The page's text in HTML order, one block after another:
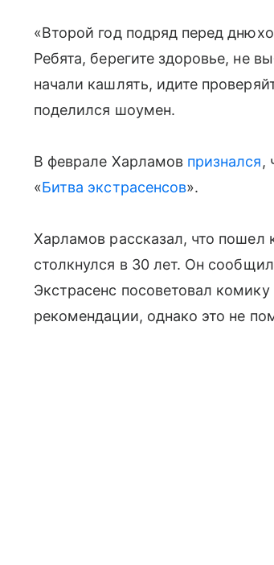
«Второй год подряд перед
Ребята, берегите здоровье, не
начали кашлять, идите
поделился шоумен.
В феврале Харламов признался,
«Битва экстрасенсов».
Харламов рассказал, что пошел
столкнулся в 30 лет. Он
Экстрасенс посоветовал
рекомендации, однако это не